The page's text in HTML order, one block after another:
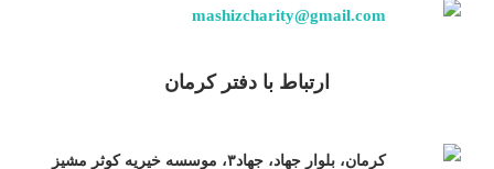
mashizcharity@gmail.com
ارتباط با دفتر کرمان
کرمان، بلوار جهاد، جهاد۳، موسسه خیریه کوثر مشیز